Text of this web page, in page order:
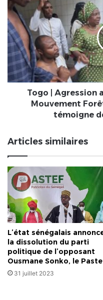
TOGO
|
Agression
au
siège
CDPA
:
Mouvement
et
témoigne
de
sa
compassion
Togo | Agression
Mouvement
témoigne
Articles similaires
L’état sénégalais
la dissolution du parti
politique de l’opposant
Ousmane Sonko, le
31 juillet 2023